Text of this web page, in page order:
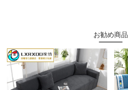
お勧め商品